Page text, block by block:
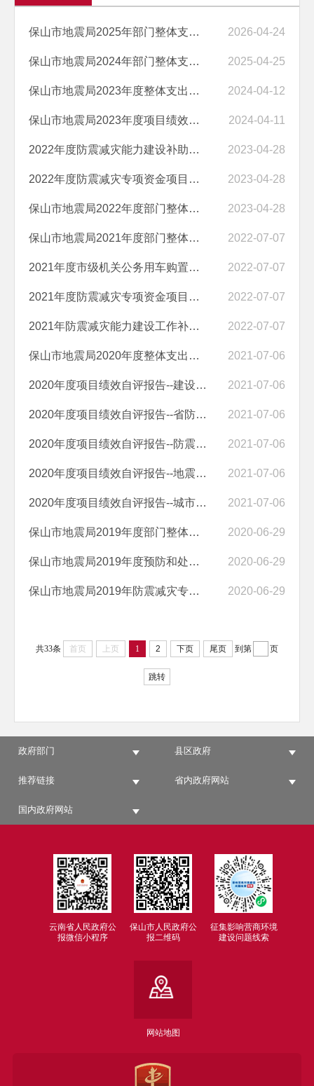
保山市地震局2025年部门整体支出和项目支出绩效自评 2026-04-24
保山市地震局2024年部门整体支出和项目支出绩效自评 2025-04-25
保山市地震局2023年度整体支出绩效自评报告 2024-04-12
保山市地震局2023年度项目绩效自评表 2024-04-11
2022年度防震减灾能力建设补助经费项目支出绩效自评报告 2023-04-28
2022年度防震减灾专项资金项目支出绩效自评报告 2023-04-28
保山市地震局2022年度部门整体支出绩效自评报告 2023-04-28
保山市地震局2021年度部门整体支出绩效自评报告 2022-07-07
2021年度市级机关公务用车购置经费项目支出绩效自评报告 2022-07-07
2021年度防震减灾专项资金项目支出绩效自评报告 2022-07-07
2021年防震减灾能力建设工作补助经费项目支出绩效自评报告 2022-07-07
保山市地震局2020年度整体支出绩效自评报告 2021-07-06
2020年度项目绩效自评报告--建设工程抗震设防专项检查工作经费项目 2021-07-06
2020年度项目绩效自评报告--省防震减灾专项资金项目 2021-07-06
2020年度项目绩效自评报告--防震减灾能力建设工作经费项目 2021-07-06
2020年度项目绩效自评报告--地震监测点维护补助经费项目 2021-07-06
2020年度项目绩效自评报告--城市区域性地震安全性评价工作经费项目 2021-07-06
保山市地震局2019年度部门整体支出绩效自评报告 2020-06-29
保山市地震局2019年度预防和处置地震灾害能力建设10项重点工程项目绩效... 2020-06-29
保山市地震局2019年防震减灾专项转移支付资金项目绩效自评报告 2020-06-29
共33条 首页 上页 1 2 下页 尾页 到第 页
跳转
政府部门 县区政府
推荐链接 省内政府网站
国内政府网站
云南省人民政府公
报微信小程序
保山市人民政府公
报二维码
征集影响营商环境
建设问题线索
网站地图